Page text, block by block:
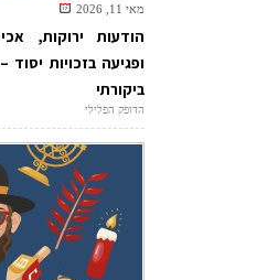
מאי 11, 2026
הודעות ירוקות,
ופגיעה בזכויות
ביקורתי
הדופק הפלילי